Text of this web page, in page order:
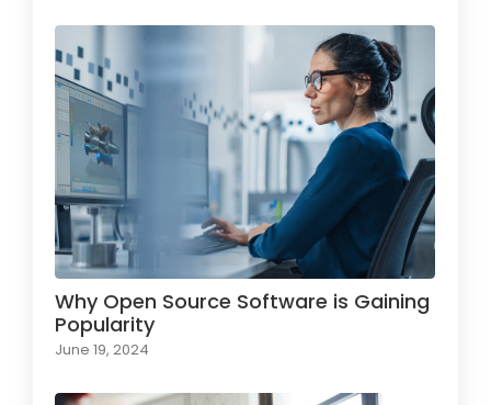
Why Open Source Software is Gaining
Popularity
June 19, 2024